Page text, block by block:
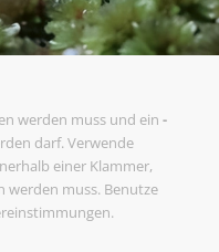
werden muss und ein -
darf. Verwende
einer Klammer,
werden muss. Benutze